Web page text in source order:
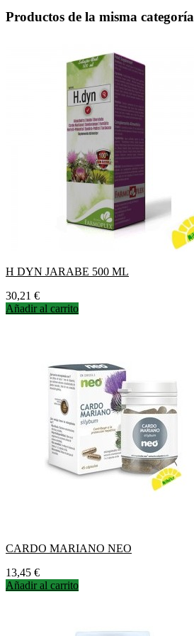
Productos de la misma categoría
H DYN JARABE 500 ML
Precio
30,21 €
Añadir al carrito
CARDO MARIANO NEO
Precio
13,45 €
Añadir al carrito